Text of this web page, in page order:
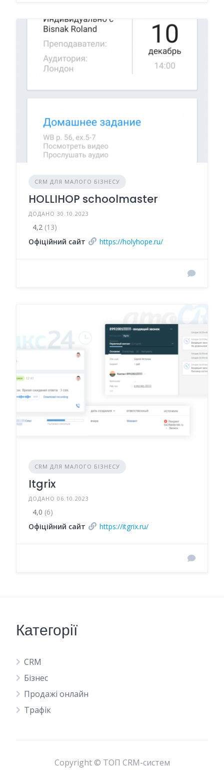
CRM ДЛЯ МАЛОГО БІЗНЕСУ
HOLLIHOP schoolmaster
ДОДАНО 30.10.2023
4,2 (13)
Офіційний сайт
https://holyhope.ru/
CRM ДЛЯ МАЛОГО БІЗНЕСУ
Itgrix
ДОДАНО 06.10.2023
4,0 (6)
Офіційний сайт
https://itgrix.ru/
Категорії
CRM
Бізнес
Продажі онлайн
Трафік
Copyright © ТОП CRM-систем